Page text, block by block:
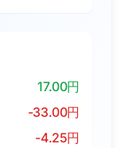
17.00円
-33.00円
-4.25円